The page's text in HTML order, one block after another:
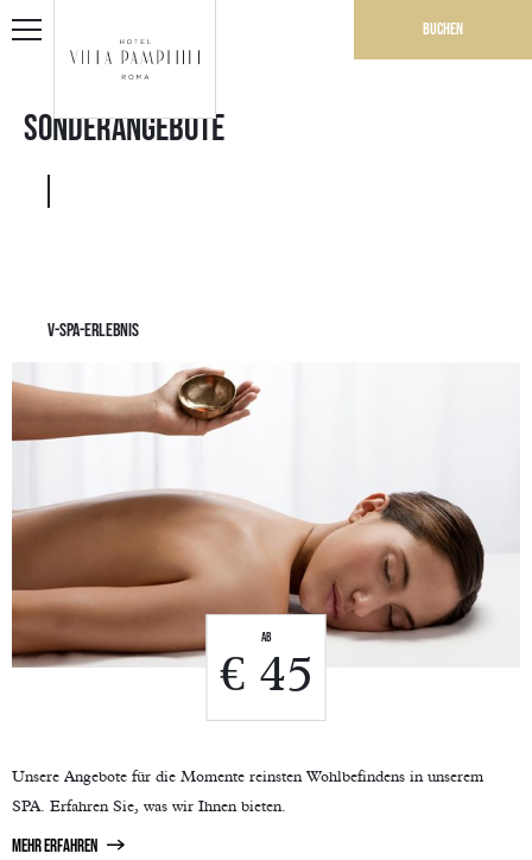
Buchen
Sonderangebote
V-SPA-ERLEBNIS
Unsere Angebote für die Momente reinsten Wohlbefindens in unserem
SPA. Erfahren Sie, was wir Ihnen bieten.
Ab
€ 45
mehr erfahren